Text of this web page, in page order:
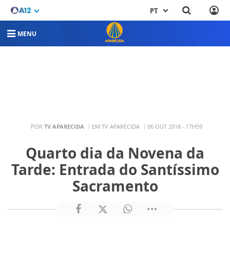
PT
MENU
POR TV APARECIDA EM TV APARECIDA 06 OUT 2018 - 17H59
Quarto dia da Novena da
Tarde: Entrada do Santíssimo
Sacramento